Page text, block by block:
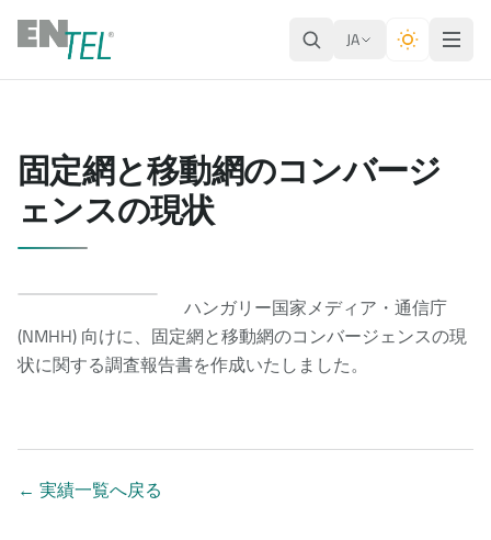
JA
固定網と移動網のコンバージ
ェンスの現状
ハンガリー国家メディア・通信庁
(NMHH) 向けに、固定網と移動網のコンバージェンスの現
状に関する調査報告書を作成いたしました。
← 実績一覧へ戻る